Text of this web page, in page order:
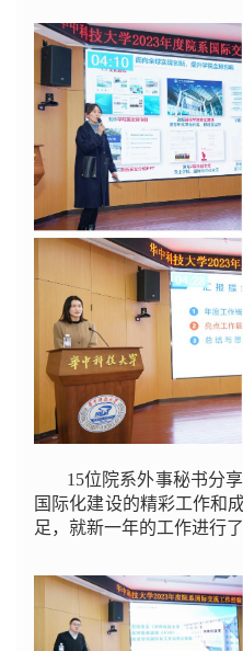
15位院系外事秘书分
国际化建设的精彩工作和
足，就新一年的工作进行